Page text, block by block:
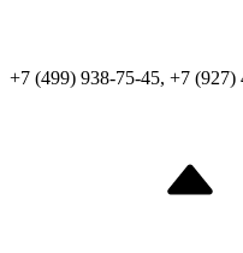
+7 (499) 938-75-45, +7 (927)